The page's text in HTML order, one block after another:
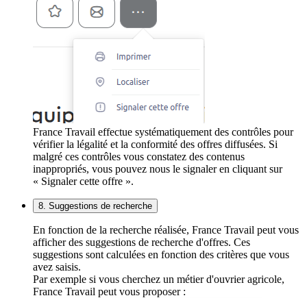
France Travail effectue systématiquement des contrôles pour
vérifier la légalité et la conformité des offres diffusées. Si
malgré ces contrôles vous constatez des contenus
inappropriés, vous pouvez nous le signaler en cliquant sur
« Signaler cette offre ».
8. Suggestions de recherche
En fonction de la recherche réalisée, France Travail peut vous
afficher des suggestions de recherche d'offres. Ces
suggestions sont calculées en fonction des critères que vous
avez saisis.
Par exemple si vous cherchez un métier d'ouvrier agricole,
France Travail peut vous proposer :